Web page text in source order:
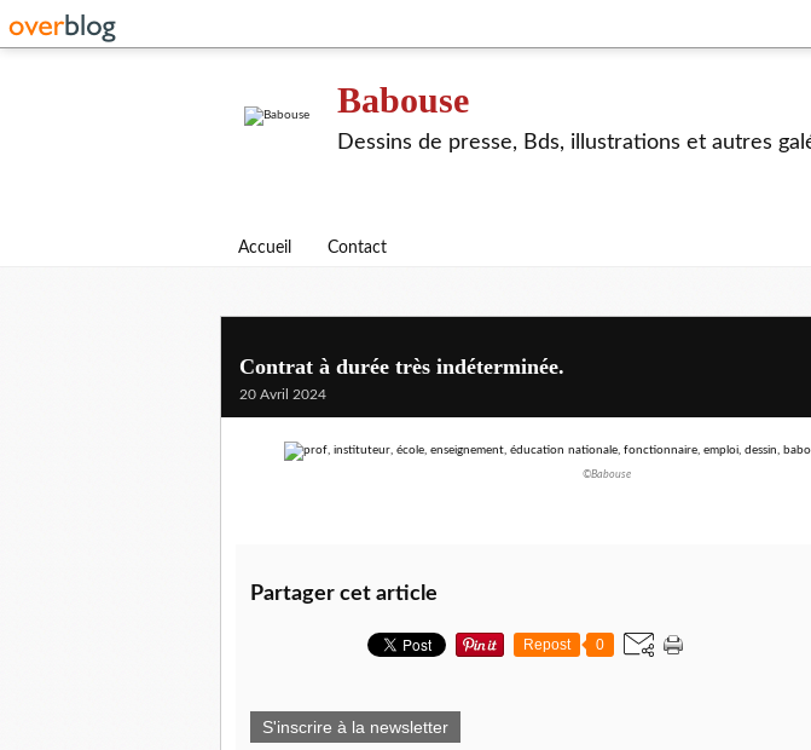
Babouse
Dessins de presse, Bds, illustrations et autres
Accueil Contact
Contrat à durée très indéterminée.
20 Avril 2024
©Babouse
Partager cet article
Repost 0
S'inscrire à la newsletter